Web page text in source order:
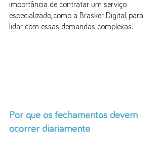
importância de contratar um serviço
especializado, como a Brasker Digital, para
lidar com essas demandas complexas.
Por que os fechamentos devem
ocorrer diariamente